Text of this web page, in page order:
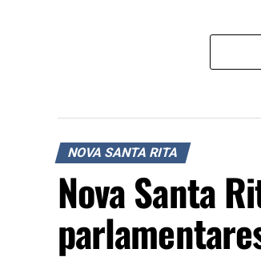
NOVA SANTA RITA
Nova Santa